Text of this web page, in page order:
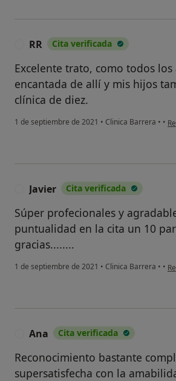
RR Cita verificada
Excelente trato, como todos los
encantada de allí y mis hijos
clínica de diez.
1 de septiembre de 2021 • Clinica Barrera • •
Javier Cita verificada
Súper profecionales y
puntualidad en la cita un 10
gracias........
1 de septiembre de 2021 • Clinica Barrera • •
Ana Cita verificada
Reconocimiento bastante
supersatisfecha con la